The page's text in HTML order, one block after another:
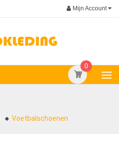
Mijn Account
0
Voetbalschoenen